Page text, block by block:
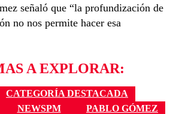
señaló que “la profundización de
no nos permite hacer esa
A EXPLORAR:
CATEGORÍA DESTACADA
NEWSPM
PABLO GÓMEZ